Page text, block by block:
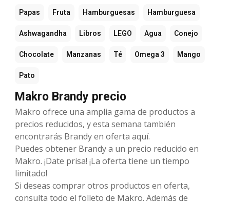
Papas Fruta Hamburguesas Hamburguesa
Ashwagandha Libros LEGO Agua Conejo
Chocolate Manzanas Té Omega 3 Mango
Pato
Makro Brandy precio
Makro ofrece una amplia gama de productos a
precios reducidos, y esta semana también
encontrarás Brandy en oferta aquí.
Puedes obtener Brandy a un precio reducido en
Makro. ¡Date prisa! ¡La oferta tiene un tiempo
limitado!
Si deseas comprar otros productos en oferta,
consulta todo el folleto de Makro. Además de